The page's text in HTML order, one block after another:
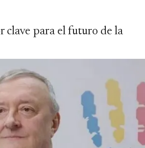
clave para el futuro de la